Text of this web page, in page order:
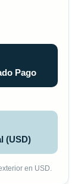
Pago
(USD)
en USD.